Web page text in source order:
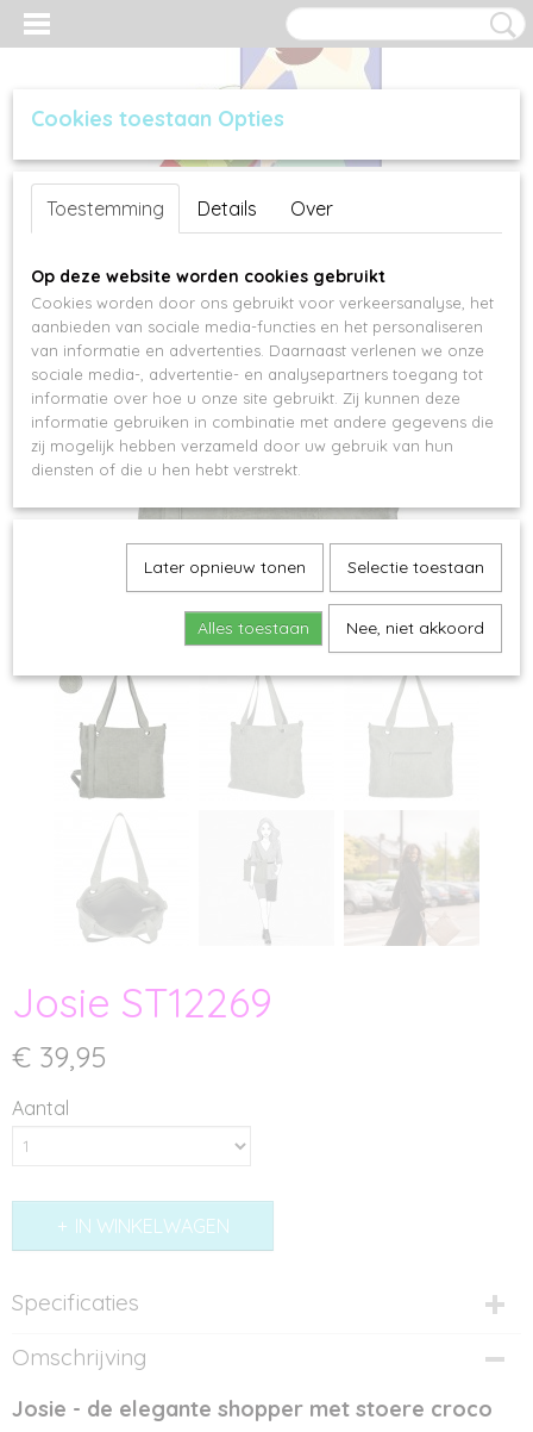
Inloggen Registreren
Josie ST12269
€ 39,95
Aantal
IN WINKELWAGEN
Specificaties
Productcode
ST12269
Afmetingen (l,b,h)
Omschrijving
Josie - de elegante shopper met stoere croco
Cookies toestaan Opties
Toestemming Details Over
Op deze website worden cookies gebruikt
Cookies worden door ons gebruikt voor verkeersanalyse, het
aanbieden van sociale media-functies en het personaliseren
van informatie en advertenties. Daarnaast verlenen we onze
sociale media-, advertentie- en analysepartners toegang tot
informatie over hoe u onze site gebruikt. Zij kunnen deze
informatie gebruiken in combinatie met andere gegevens die
zij mogelijk hebben verzameld door uw gebruik van hun
diensten of die u hen hebt verstrekt.
Later opnieuw tonen Selectie toestaan
Alles toestaan Nee, niet akkoord